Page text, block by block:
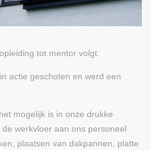
tot mentor volgt.
actie geschoten en werd een
mogelijk is in onze drukke
werkvloer aan ons personeel
plaatsen van dakpannen, platte